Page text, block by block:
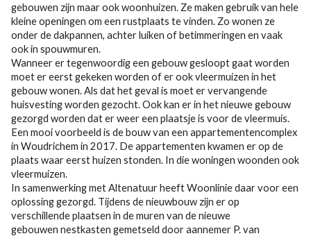
gebouwen zijn maar ook woonhuizen. Ze maken gebruik van hele
kleine openingen om een rustplaats te vinden. Zo wonen ze
onder de dakpannen, achter luiken of betimmeringen en vaak
ook in spouwmuren.
Wanneer er tegenwoordig een gebouw gesloopt gaat worden
moet er eerst gekeken worden of er ook vleermuizen in het
gebouw wonen. Als dat het geval is moet er vervangende
huisvesting worden gezocht. Ook kan er in het nieuwe gebouw
gezorgd worden dat er weer een plaatsje is voor de vleermuis.
Een mooi voorbeeld is de bouw van een appartementencomplex
in Woudrichem in 2017. De appartementen kwamen er op de
plaats waar eerst huizen stonden. In die woningen woonden ook
vleermuizen.
In samenwerking met Altenatuur heeft Woonlinie daar voor een
oplossing gezorgd. Tijdens de nieuwbouw zijn er op
verschillende plaatsen in de muren van de nieuwe
gebouwen nestkasten gemetseld door aannemer P. van